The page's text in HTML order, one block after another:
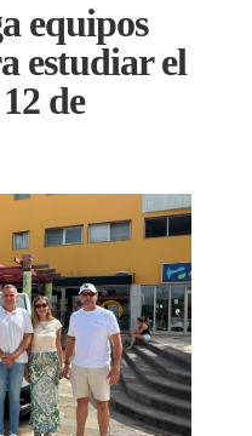
equipos
estudiar el
de